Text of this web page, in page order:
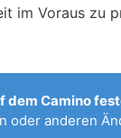
im Voraus zu
dem Camino
oder anderen